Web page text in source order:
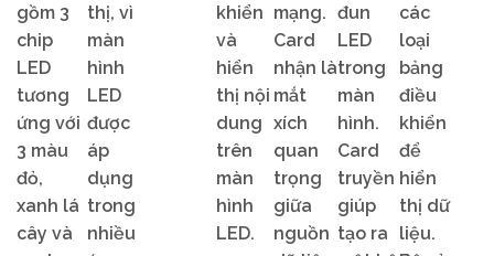
gồm 3
chip
LED
tương
ứng với
3 màu
đỏ,
xanh lá
cây và
thị, vì
màn
hình
LED
được
áp
dụng
trong
nhiều
khiển
và
hiển
thị nội
dung
trên
màn
hình
LED.
mạng.
Card
nhận là
mắt
xích
quan
trọng
giữa
nguồn
đun
LED
trong
màn
hình.
Card
truyền
giúp
tạo ra
các
loại
bảng
điều
khiển
để
hiển
thị dữ
liệu.